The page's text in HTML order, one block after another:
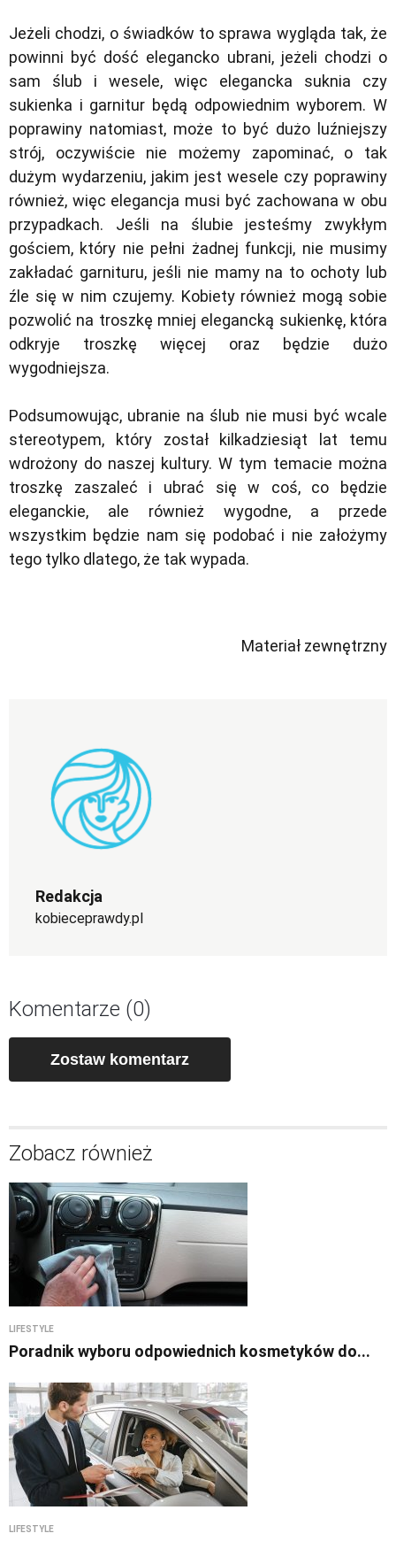
Jeżeli chodzi, o świadków to sprawa wygląda tak, że
powinni być dość elegancko ubrani, jeżeli chodzi o
sam ślub i wesele, więc elegancka suknia czy
sukienka i garnitur będą odpowiednim wyborem. W
poprawiny natomiast, może to być dużo luźniejszy
strój, oczywiście nie możemy zapominać, o tak
dużym wydarzeniu, jakim jest wesele czy poprawiny
również, więc elegancja musi być zachowana w obu
przypadkach. Jeśli na ślubie jesteśmy zwykłym
gościem, który nie pełni żadnej funkcji, nie musimy
zakładać garnituru, jeśli nie mamy na to ochoty lub
źle się w nim czujemy. Kobiety również mogą sobie
pozwolić na troszkę mniej elegancką sukienkę, która
odkryje troszkę więcej oraz będzie dużo
wygodniejsza.
Podsumowując, ubranie na ślub nie musi być wcale
stereotypem, który został kilkadziesiąt lat temu
wdrożony do naszej kultury. W tym temacie można
troszkę zaszaleć i ubrać się w coś, co będzie
eleganckie, ale również wygodne, a przede
wszystkim będzie nam się podobać i nie założymy
tego tylko dlatego, że tak wypada.
Materiał zewnętrzny
Redakcja
kobieceprawdy.pl
Komentarze (0)
Zostaw komentarz
Zobacz również
LIFESTYLE
Poradnik wyboru odpowiednich kosmetyków do...
LIFESTYLE